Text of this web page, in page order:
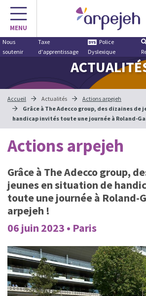
Aller
contenu
MENU
Nous
soutenir
Taxe
d'apprentissage
Police
Dyslexique
Accueil Actualités
Actions arpejeh
Grâce à The Adecco group, des dizaines de
handicap invités toute une journée à Roland-
Actions arpejeh
Grâce à The Adecco group,
jeunes en situation de
toute une journée à Roland-
arpejeh !
06 juin 2023 • Paris